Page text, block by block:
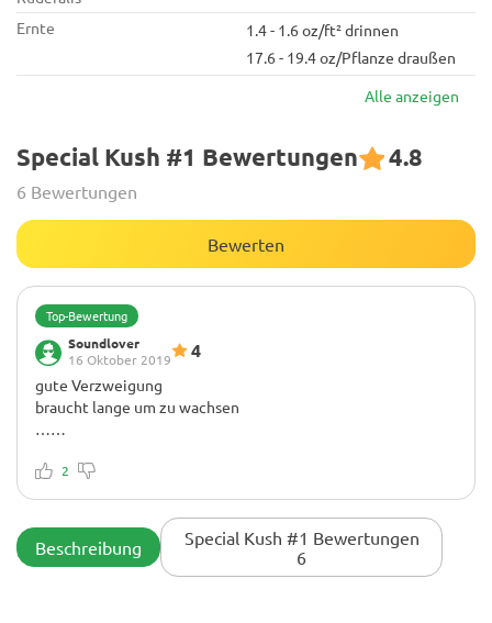
Ernte
1.4 - 1.6 oz/ft² drinnen
17.6 - 19.4 oz/Pflanze draußen
Alle anzeigen
Special Kush #1 Bewertungen 4.8
6 Bewertungen
Bewerten
Top-Bewertung
Soundlover
16 Oktober 2019
4
gute Verzweigung
braucht lange um zu wachsen
……
2
Beschreibung
Special Kush #1 Bewertungen
6